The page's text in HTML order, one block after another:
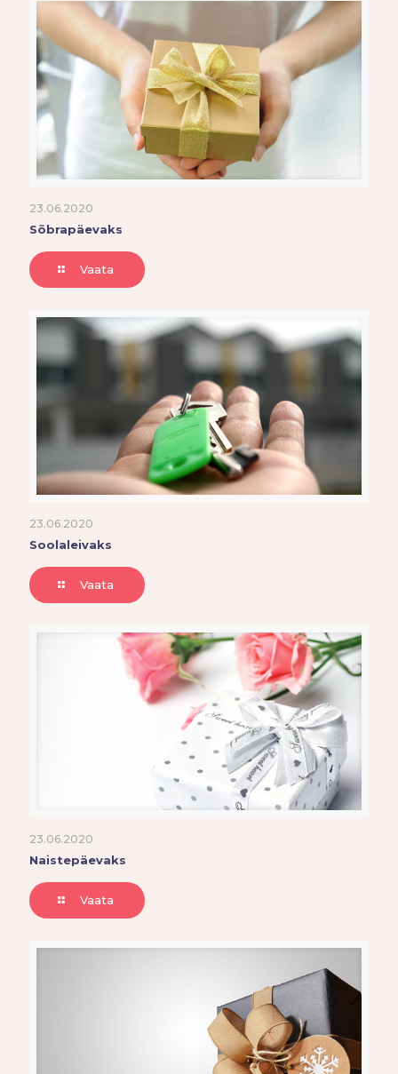
23.06.2020
Sõbrapäevaks
Vaata
23.06.2020
Soolaleivaks
Vaata
23.06.2020
Naistepäevaks
Vaata